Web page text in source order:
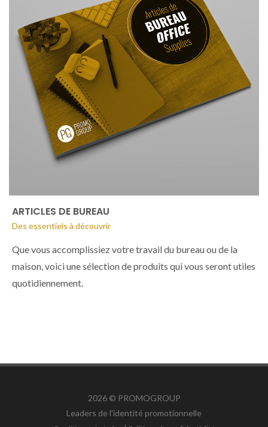
ARTICLES DE BUREAU
Des essentiels à découvrir
Que vous accomplissiez votre travail du bureau ou de la
maison, voici une sélection de produits qui vous seront utiles
quotidiennement.
2026 © PROMOGROUP
Leaders de l'identité promotionnelle